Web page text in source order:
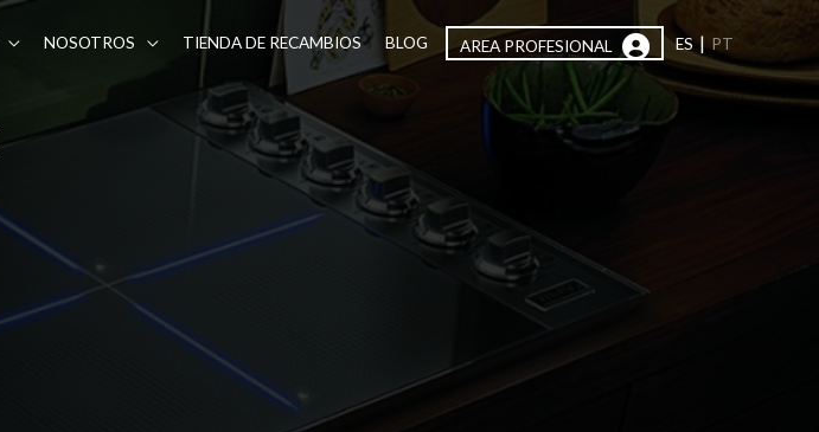
NOSOTROS TIENDA DE RECAMBIOS BLOG AREA PROFESIONAL ES | PT